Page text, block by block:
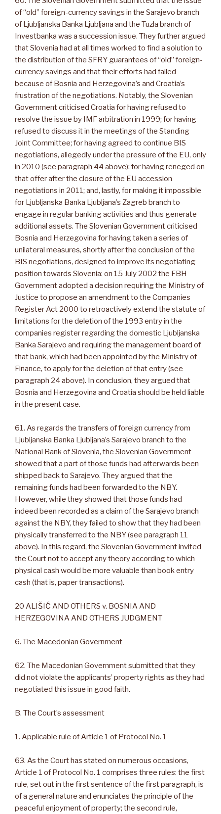
of “old” foreign-currency savings in the Sarajevo branch
of Ljubljanska Banka Ljubljana and the Tuzla branch of
Investbanka was a succession issue. They further argued
that Slovenia had at all times worked to find a solution to
the distribution of the SFRY guarantees of “old” foreign-
currency savings and that their efforts had failed
because of Bosnia and Herzegovina’s and Croatia’s
frustration of the negotiations. Notably, the Slovenian
Government criticised Croatia for having refused to
resolve the issue by IMF arbitration in 1999; for having
refused to discuss it in the meetings of the Standing
Joint Committee; for having agreed to continue BIS
negotiations, allegedly under the pressure of the EU, only
in 2010 (see paragraph 44 above); for having reneged on
that offer after the closure of the EU accession
negotiations in 2011; and, lastly, for making it impossible
for Ljubljanska Banka Ljubljana’s Zagreb branch to
engage in regular banking activities and thus generate
additional assets. The Slovenian Government criticised
Bosnia and Herzegovina for having taken a series of
unilateral measures, shortly after the conclusion of the
BIS negotiations, designed to improve its negotiating
position towards Slovenia: on 15 July 2002 the FBH
Government adopted a decision requiring the Ministry of
Justice to propose an amendment to the Companies
Register Act 2000 to retroactively extend the statute of
limitations for the deletion of the 1993 entry in the
companies register regarding the domestic Ljubljanska
Banka Sarajevo and requiring the management board of
that bank, which had been appointed by the Ministry of
Finance, to apply for the deletion of that entry (see
paragraph 24 above). In conclusion, they argued that
Bosnia and Herzegovina and Croatia should be held liable
in the present case.
61. As regards the transfers of foreign currency from
Ljubljanska Banka Ljubljana’s Sarajevo branch to the
National Bank of Slovenia, the Slovenian Government
showed that a part of those funds had afterwards been
shipped back to Sarajevo. They argued that the
remaining funds had been forwarded to the NBY.
However, while they showed that those funds had
indeed been recorded as a claim of the Sarajevo branch
against the NBY, they failed to show that they had been
physically transferred to the NBY (see paragraph 11
above). In this regard, the Slovenian Government invited
the Court not to accept any theory according to which
physical cash would be more valuable than book entry
cash (that is, paper transactions).
20 ALIŠIĆ AND OTHERS v. BOSNIA AND
HERZEGOVINA AND OTHERS JUDGMENT
6. The Macedonian Government
62. The Macedonian Government submitted that they
did not violate the applicants’ property rights as they had
negotiated this issue in good faith.
B. The Court’s assessment
1. Applicable rule of Article 1 of Protocol No. 1
63. As the Court has stated on numerous occasions,
Article 1 of Protocol No. 1 comprises three rules: the first
rule, set out in the first sentence of the first paragraph, is
of a general nature and enunciates the principle of the
peaceful enjoyment of property; the second rule,